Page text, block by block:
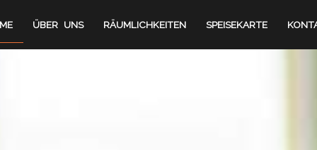
ÜBER UNS RÄUMLICHKEITEN SPEISEKARTE